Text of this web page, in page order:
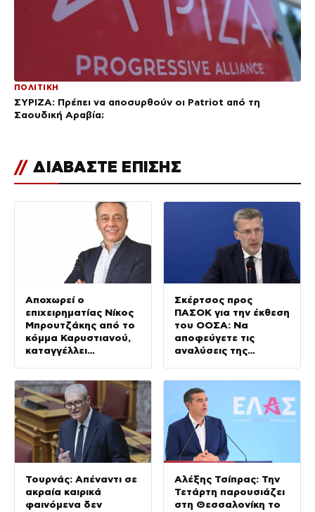
ΠΟΛΙΤΙΚΗ
ΣΥΡΙΖΑ: Πρέπει να αποσυρθούν οι Patriot από τη
Σαουδική Αραβία;
// ΔΙΑΒΑΣΤΕ ΕΠΙΣΗΣ
Αποχωρεί ο
επιχειρηματίας Νίκος
Μπρουτζάκης από το
κόμμα Καρυστιανού,
καταγγέλλει
Σκέρτσος προς
ΠΑΣΟΚ για την έκθεση
του ΟΟΣΑ: Να
αποφεύγετε τις
αναλύσεις της
Τουρνάς: Απέναντι σε
ακραία καιρικά
φαινόμενα δεν
Αλέξης Τσίπρας: Την
Τετάρτη παρουσιάζει
στη Θεσσαλονίκη το